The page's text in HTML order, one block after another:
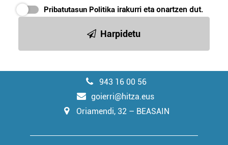
Pribatutasun Politika irakurri eta onartzen dut.
Harpidetu
943 16 00 56
goierri@hitza.eus
Oriamendi, 32 – BEASAIN